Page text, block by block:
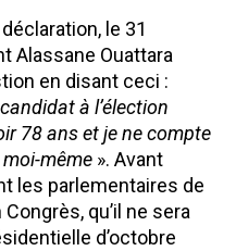
le 31
Alassane Ouattara
en disant ceci :
à l’élection
78 ans et je ne compte
même ». Avant
les parlementaires de
qu’il ne sera
d’octobre